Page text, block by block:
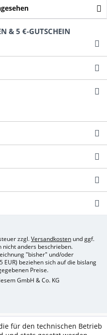
& 5 €-GUTSCHEIN
zzgl.Versandkosten und ggf.
nicht anders beschrieben.
"bisher" und/oder
EUR) beziehen sich auf die bislang
Preise.
GmbH & Co. KG
für den technischen Betrieb